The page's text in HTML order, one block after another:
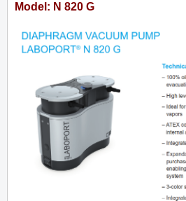
Model: N 820 G